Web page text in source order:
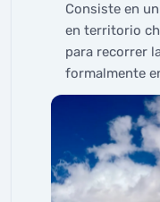
Consiste en
en territorio
para recorrer
formalmente